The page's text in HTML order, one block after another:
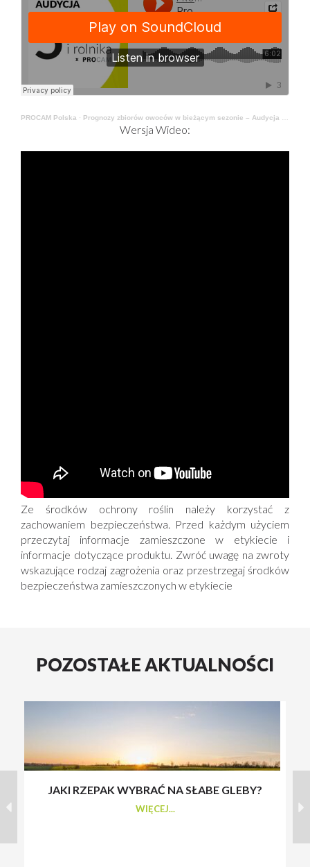
PROCAM Polska · Prognozy zbiorów owoców w bieżącym sezonie – Audycja 5 Minut Dla Sadownika I Rolnika
Wersja Wideo:
Ze środków ochrony roślin należy korzystać z
zachowaniem bezpieczeństwa. Przed każdym użyciem
przeczytaj informacje zamieszczone w etykiecie i
informacje dotyczące produktu. Zwróć uwagę na zwroty
wskazujące rodzaj zagrożenia oraz przestrzegaj środków
bezpieczeństwa zamieszczonych w etykiecie
POZOSTAŁE AKTUALNOŚCI
JAKI RZEPAK WYBRAĆ NA SŁABE GLEBY?
WIĘCEJ...